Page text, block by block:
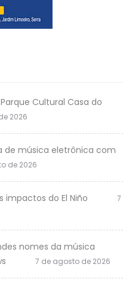
Cultural Casa do
2026
de música eletrônica com
de 2026
impactos do El Niño
7
nomes da música
7 de agosto de 2026